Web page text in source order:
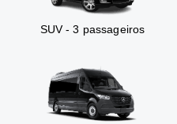
SUV - 3 passageiros